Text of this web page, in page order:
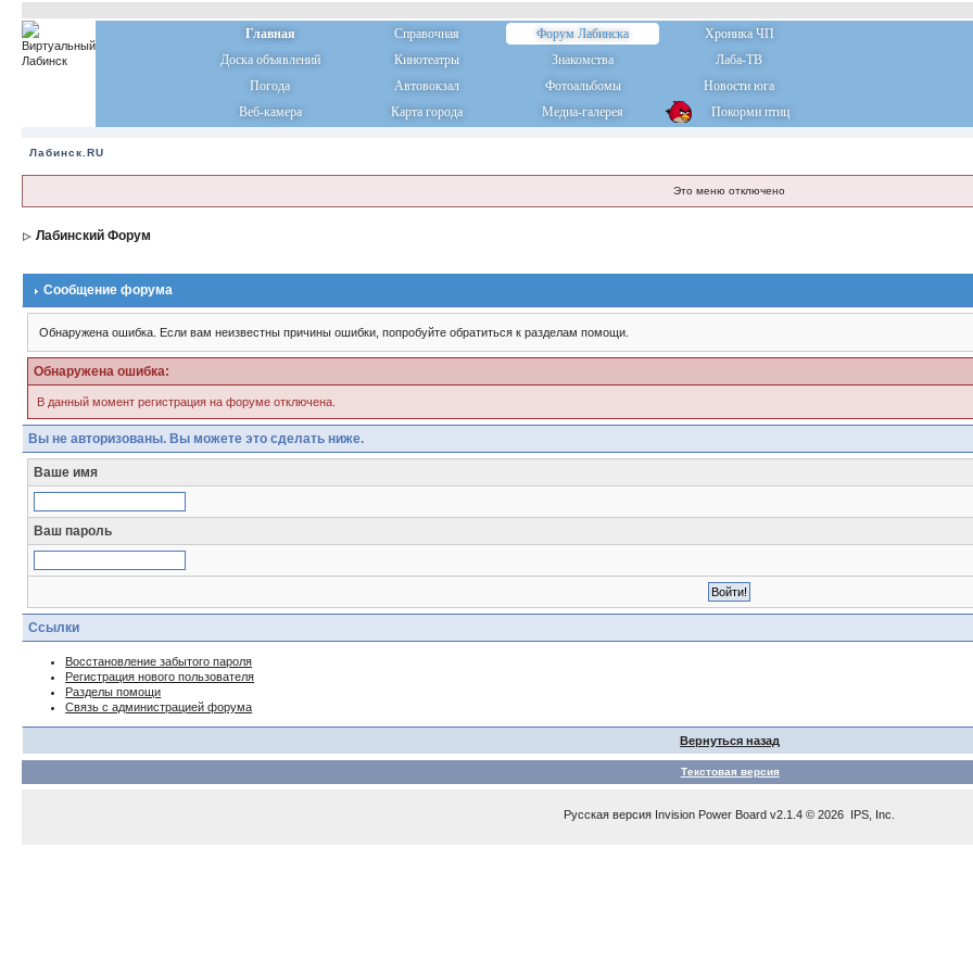
Главная Справочная Форум Лабинска
Хроника ЧП
Доска объявлений
Кинотеатры Знакомства
Лаба-ТВ
Погода
Автовокзал Фотоальбомы
Новости юга
Веб-камера
Карта города Медиа-галерея Покорми птиц
Лабинск.RU
Это меню отключено
Лабинский Форум
Сообщение форума
Обнаружена ошибка. Если вам неизвестны причины ошибки, попробуйте обратиться к разделам помощи.
Обнаружена ошибка:
В данный момент регистрация на форуме отключена.
Вы не авторизованы. Вы можете это сделать ниже.
Ваше имя
Ваш пароль
Ссылки
Восстановление забытого пароля
Регистрация нового пользователя
Разделы помощи
Связь с администрацией форума
Вернуться назад
Текстовая версия
Русская версия Invision Power Board v2.1.4 © 2026 IPS, Inc.